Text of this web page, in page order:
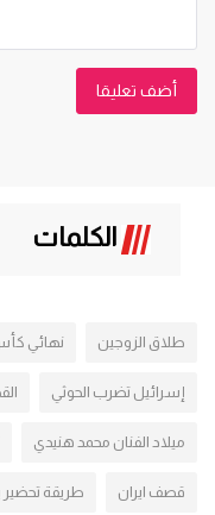
أضف تعليقا
الكلمات
طلاق الزوجين نهائي
إسرائيل تضرب الحوثي
ميلاد الفنان محمد هنيدي
قصف ايران طريقة تحضير